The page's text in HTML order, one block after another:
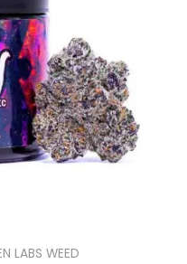
LABS WEED